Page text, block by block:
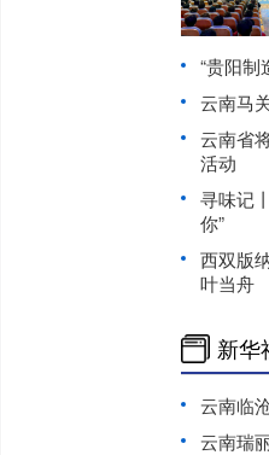
“贵阳制
云南马
云南省
活动
寻味记
你”
西双版
叶当舟
新华
云南临
云南瑞